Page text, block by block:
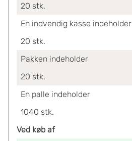
20 stk.
En indvendig kasse indeholder
20 stk.
Pakken indeholder
20 stk.
En palle indeholder
1040 stk.
Ved køb af